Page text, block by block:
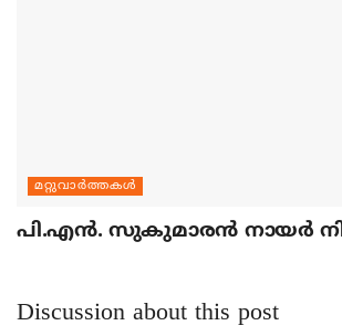
മറ്റുവാര്‍ത്തകള്‍
പി.എന്‍. സുകുമാരന്‍ നായര്‍
Discussion about this post